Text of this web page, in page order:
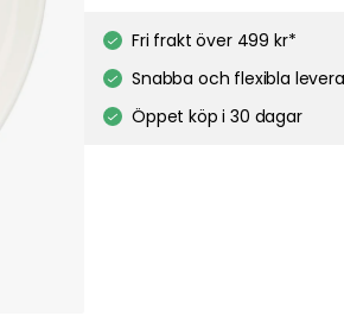
Fri frakt över 499 kr*
Snabba och flexibla
Öppet köp i 30 dagar